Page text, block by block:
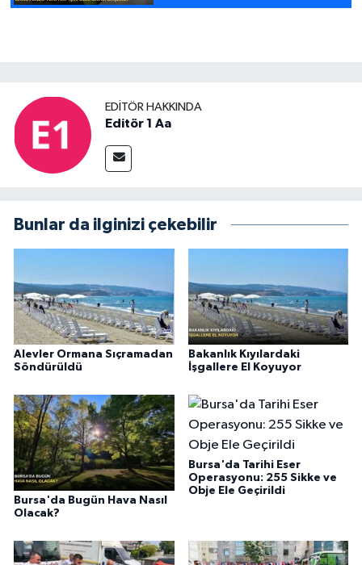
EDITÖR HAKKINDA
Editör 1 Aa
Bunlar da ilginizi çekebilir
Alevler Ormana Sıçramadan
Söndürüldü
Bakanlık Kıyılardaki
İşgallere El Koyuyor
Bursa'da Bugün Hava Nasıl
Olacak?
Bursa'da Tarihi Eser
Operasyonu: 255 Sikke ve
Obje Ele Geçirildi